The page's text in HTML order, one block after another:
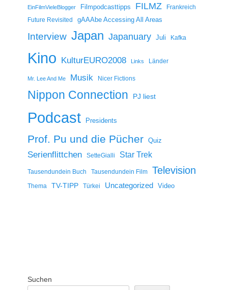
EinFilmVieleBlogger Filmpodcasttipps FILMZ
Frankreich
Future Revisited
gAAAbe Accessing All Areas
Interview Japan Japanuary Juli Kafka
Kino KulturEURO2008 Links Länder
Mr. Lee And Me Musik Nicer Fictions
Nippon Connection PJ liest
Podcast Presidents
Prof. Pu und die Pücher Quiz
Serienflittchen SetteGialli Star Trek
Tausendundein Buch Tausendundein Film Television
Thema TV-TIPP Türkei Uncategorized Video
Suchen